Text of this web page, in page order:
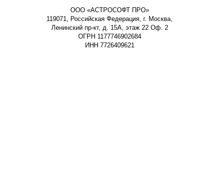
ООО «АСТРОСОФТ ПРО»
119071, Российская Федерация, г. Москва,
Ленинский пр-кт, д. 15А, этаж 22 Оф. 2
ОГРН 1177746902684
ИНН 7726409621